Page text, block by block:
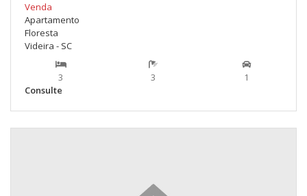
Venda
Apartamento
Floresta
Videira - SC
3 3
1
Consulte